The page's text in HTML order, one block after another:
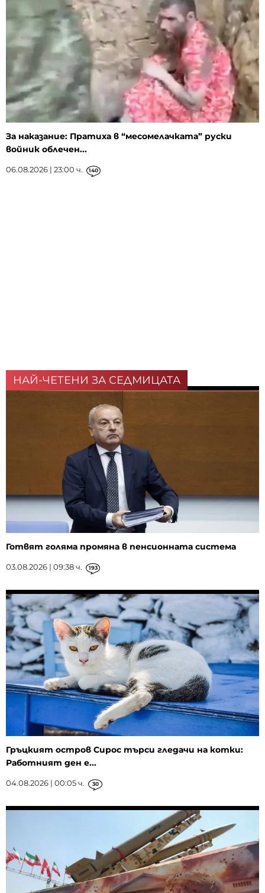
За наказание: Пратиха в “месомелачката” руски
войник облечен...
06.08.2026 | 23:00 ч. 140
НАЙ-ЧЕТЕНИ ЗА СЕДМИЦАТА
Готвят голяма промяна в пенсионната система
03.08.2026 | 09:38 ч. 193
Гръцкият остров Сирос търси гледачи на котки:
Работният ден е...
04.08.2026 | 00:05 ч. 30